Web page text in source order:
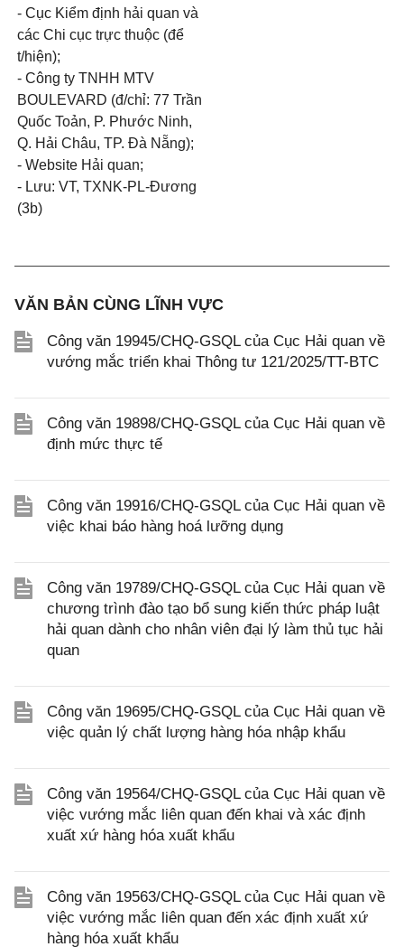
- Cục Kiểm định hải quan và
các Chi cục trực thuộc (để
t/hiện);
- Công ty TNHH MTV
BOULEVARD (đ/chỉ: 77 Trần
Quốc Toản, P. Phước Ninh,
Q. Hải Châu, TP. Đà Nẵng);
- Website Hải quan;
- Lưu: VT, TXNK-PL-Đương
(3b)
VĂN BẢN CÙNG LĨNH VỰC
Công văn 19945/CHQ-GSQL của Cục Hải quan về
vướng mắc triển khai Thông tư 121/2025/TT-BTC
Công văn 19898/CHQ-GSQL của Cục Hải quan về
định mức thực tế
Công văn 19916/CHQ-GSQL của Cục Hải quan về
việc khai báo hàng hoá lưỡng dụng
Công văn 19789/CHQ-GSQL của Cục Hải quan về
chương trình đào tạo bổ sung kiến thức pháp luật
hải quan dành cho nhân viên đại lý làm thủ tục hải
quan
Công văn 19695/CHQ-GSQL của Cục Hải quan về
việc quản lý chất lượng hàng hóa nhập khẩu
Công văn 19564/CHQ-GSQL của Cục Hải quan về
việc vướng mắc liên quan đến khai và xác định
xuất xứ hàng hóa xuất khẩu
Công văn 19563/CHQ-GSQL của Cục Hải quan về
việc vướng mắc liên quan đến xác định xuất xứ
hàng hóa xuất khẩu